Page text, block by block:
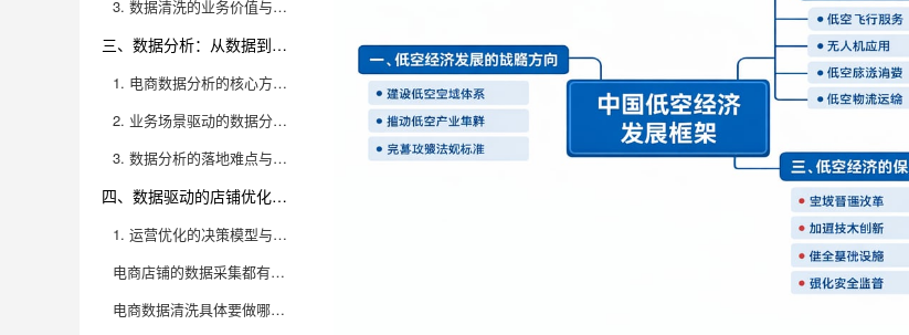
3. 数据清洗的业务价值与风险防控
三、数据分析：从数据到洞察的价值跃迁
1. 电商数据分析的核心方法与技术架构
2. 业务场景驱动的数据分析创新
3. 数据分析的落地难点与能力提升
四、数据驱动的店铺优化：从洞察到行动
1. 运营优化的决策模型与自动化策略
电商店铺的数据采集都有哪些关键渠道，如何避免遗漏重要数据？
电商数据清洗具体要做哪些工作，常见难点和解决办法有哪些？